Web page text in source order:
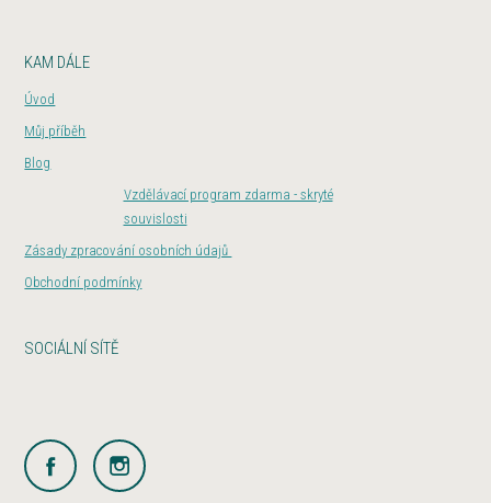
KAM DÁLE
Úvod
Můj příběh
Blog
Vzdělávací program zdarma - skryté
souvislosti
Zásady zpracování osobních údajů
Obchodní podmínky
SOCIÁLNÍ SÍTĚ